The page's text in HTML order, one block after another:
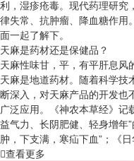
利，湿疹疮毒。现代药理研究
律失常、抗肿瘤、降血糖作用
面一起了解下。
天麻是药材还是保健品？
天麻性味甘，平，有平肝息风
天麻是地道药材。随着科学技
断深入，对天麻产品的开发也
广泛应用。《神农本草经》记
益气力、长阴肥健、轻身增年
肿，下支满，寒疝下血”；《日
查看更多